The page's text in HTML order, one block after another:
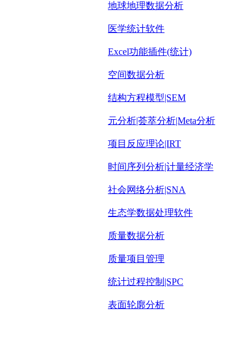
地球地理数据分析
医学统计软件
Excel功能插件(统计)
空间数据分析
结构方程模型|SEM
元分析|荟萃分析|Meta分析
项目反应理论|IRT
时间序列分析|计量经济学
社会网络分析|SNA
生态学数据处理软件
质量数据分析
质量项目管理
统计过程控制|SPC
表面轮廓分析